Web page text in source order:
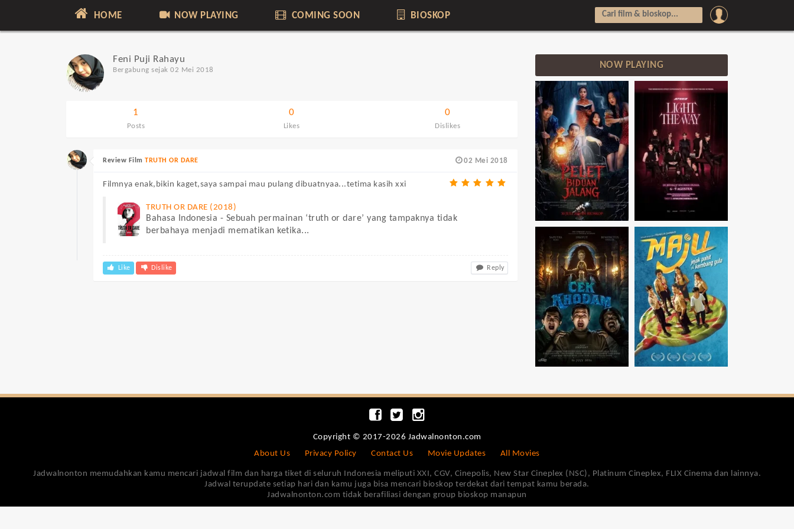
HOME NOW PLAYING COMING SOON BIOSKOP
Feni Puji Rahayu
Bergabung sejak 02 Mei 2018
1
Posts
0
Likes
0
Dislikes
02 Mei 2018
Review Film TRUTH OR DARE
Filmnya enak,bikin kaget,saya sampai mau pulang dibuatnyaa...tetima kasih xxi
TRUTH OR DARE (2018)
Bahasa Indonesia - Sebuah permainan ‘truth or dare’ yang tampaknya tidak
berbahaya menjadi mematikan ketika...
Like Dislike Reply
NOW PLAYING
Copyright © 2017-2026 Jadwalnonton.com
About Us
Privacy Policy Contact Us Movie Updates All Movies
Jadwalnonton memudahkan kamu mencari jadwal film dan harga tiket di seluruh Indonesia meliputi XXI, CGV, Cinepolis, New Star Cineplex (NSC), Platinum Cineplex, FLIX Cinema dan lainnya.
Jadwal terupdate setiap hari dan kamu juga bisa mencari bioskop terdekat dari tempat kamu berada.
Jadwalnonton.com tidak berafiliasi dengan group bioskop manapun